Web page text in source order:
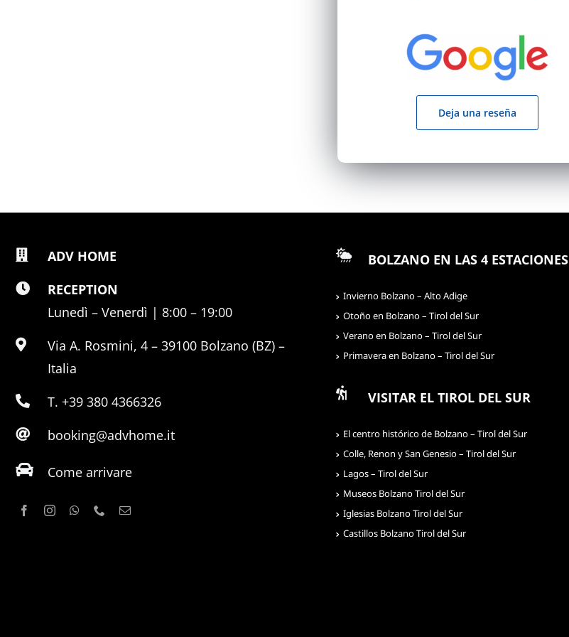
Deja una reseña
ADV HOME
RECEPTION
Lunedì – Venerdì | 8:00 – 19:00
Via A. Rosmini, 4 – 39100 Bolzano (BZ) –
Italia
T. +39 380 4366326
booking@advhome.it
Come arrivare
BOLZANO EN LAS 4 ESTACIONES
Invierno Bolzano – Alto Adige
Otoño en Bolzano – Tirol del Sur
Verano en Bolzano – Tirol del Sur
Primavera en Bolzano – Tirol del Sur
VISITAR EL TIROL DEL SUR
El centro histórico de Bolzano – Tirol del Sur
Colle, Renon y San Genesio – Tirol del Sur
Lagos – Tirol del Sur
Museos Bolzano Tirol del Sur
Iglesias Bolzano Tirol del Sur
Castillos Bolzano Tirol del Sur